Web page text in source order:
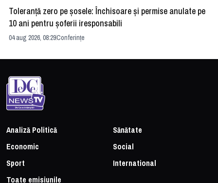
Toleranță zero pe șosele: Închisoare și permise anulate pe
10 ani pentru șoferii iresponsabili
04 aug 2026, 08:29Conferințe
Analiză Politică
Sănătate
Economic
Social
Sport
International
Toate emisiunile